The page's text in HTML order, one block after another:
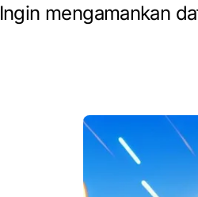
Ingin mengamankan